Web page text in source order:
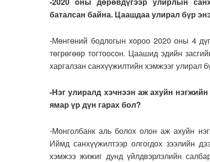
баталсан байна. Цаашдаа улирал бүр
-Мөнгөний бодлогын хороо 2020 оны 4
төгрөгөөр тогтоосон. Цаашид эдийн
харгалзан санхүүжилтийн хэмжээг улирал
-Нэг улиралд хэчнээн аж ахуйн
ямар үр дүн гарах бол?
-Монголбанк аль болох олон аж ахуйн
Иймд санхүүжилтээр олгогдох зээлийн
хэмжээ жижиг дунд үйлдвэрлэлийн